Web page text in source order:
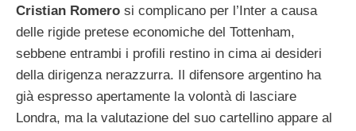
Cristian Romero si complicano per l’Inter a causa
delle rigide pretese economiche del Tottenham,
sebbene entrambi i profili restino in cima ai desideri
della dirigenza nerazzurra. Il difensore argentino ha
già espresso apertamente la volontà di lasciare
Londra, ma la valutazione del suo cartellino appare al